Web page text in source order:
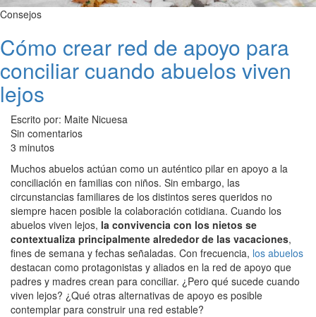
Consejos
Cómo crear red de apoyo para
conciliar cuando abuelos viven
lejos
Escrito por: Maite Nicuesa
Sin comentarios
3 minutos
Muchos abuelos actúan como un auténtico pilar en apoyo a la
conciliación en familias con niños. Sin embargo, las
circunstancias familiares de los distintos seres queridos no
siempre hacen posible la colaboración cotidiana. Cuando los
abuelos viven lejos, la convivencia con los nietos se
contextualiza principalmente alrededor de las vacaciones,
fines de semana y fechas señaladas. Con frecuencia, los abuelos
destacan como protagonistas y aliados en la red de apoyo que
padres y madres crean para conciliar. ¿Pero qué sucede cuando
viven lejos? ¿Qué otras alternativas de apoyo es posible
contemplar para construir una red estable?